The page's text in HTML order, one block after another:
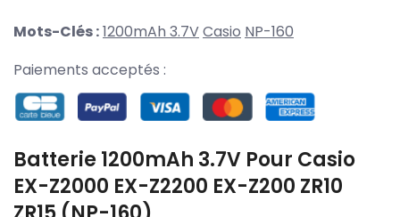
Mots-Clés :1200mAh 3.7VCasio NP-160
Paiements acceptés :
Batterie 1200mAh 3.7V Pour Casio
EX-Z2000 EX-Z2200 EX-Z200 ZR10